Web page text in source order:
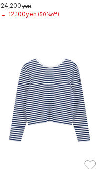
24,200yen
→
12,100yen (50%off)